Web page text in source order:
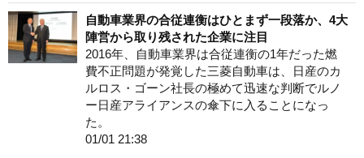
自動車業界の合従連衡はひとまず一段落か、4大
陣営から取り残された企業に注目
2016年、自動車業界は合従連衡の1年だった燃
費不正問題が発覚した三菱自動車は、日産のカ
ルロス・ゴーン社長の極めて迅速な判断でルノ
ー日産アライアンスの傘下に入ることになっ
た。
01/01 21:38